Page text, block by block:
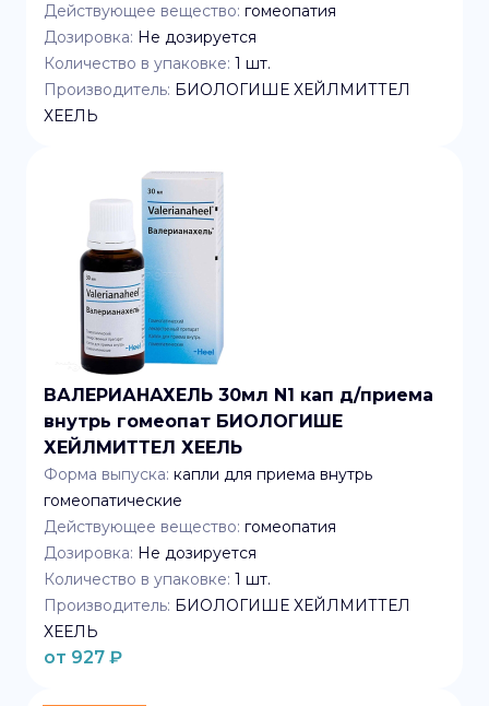
Действующее вещество: гомеопатия
Дозировка: Не дозируется
Количество в упаковке: 1 шт.
Производитель: БИОЛОГИШЕ ХЕЙЛМИТТЕЛ
ХЕЕЛЬ
ВАЛЕРИАНАХЕЛЬ 30мл N1 кап д/приема
внутрь гомеопат БИОЛОГИШЕ
ХЕЙЛМИТТЕЛ ХЕЕЛЬ
Форма выпуска: капли для приема внутрь
гомеопатические
Действующее вещество: гомеопатия
Дозировка: Не дозируется
Количество в упаковке: 1 шт.
Производитель: БИОЛОГИШЕ ХЕЙЛМИТТЕЛ
ХЕЕЛЬ
от 927 ₽